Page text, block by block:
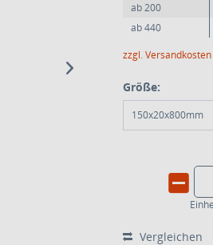
ab200
ab440
zzgl. Versandkosten
Größe:
150x20x800mm
Vergleichen